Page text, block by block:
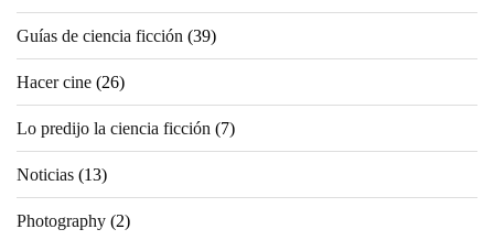
Guías de ciencia ficción (39)
Hacer cine (26)
Lo predijo la ciencia ficción (7)
Noticias (13)
Photography (2)